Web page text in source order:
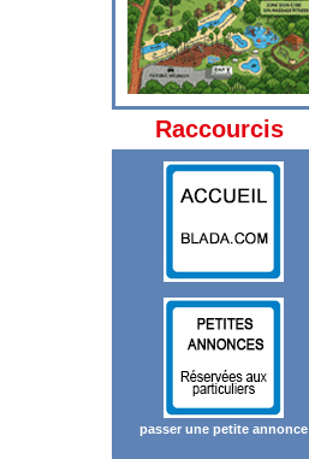
Raccourcis
passer une petite annonce